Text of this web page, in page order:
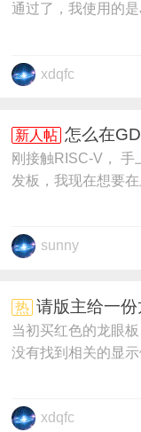
通过了，我使用的
xdqfc
新人帖 怎么在
刚接触RISC-V，
发板，我现在想要
sunny
热 请版主给一
当初买红色的龙眼
没有找到相关的显
xdqfc